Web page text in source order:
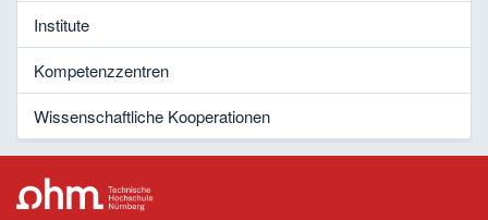
Institute
Kompetenzzentren
Wissenschaftliche Kooperationen